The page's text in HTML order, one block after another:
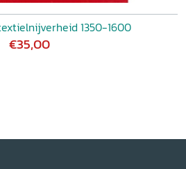
1350-1600
€35,00